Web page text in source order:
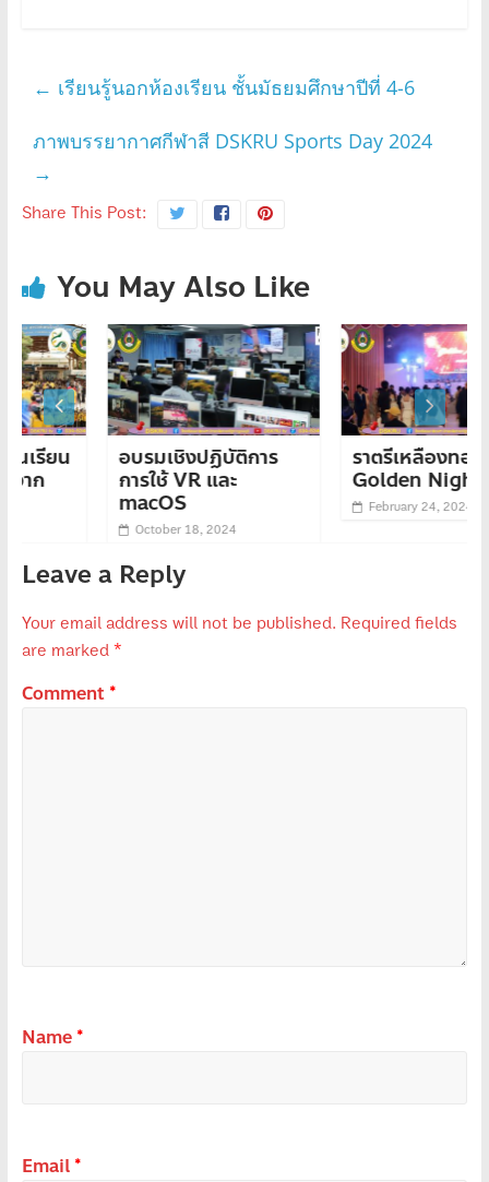
← เรียนรู้นอกห้องเรียน ชั้นมัธยมศึกษาปีที่ 4-6
ภาพบรรยากาศกีฬาสี DSKRU Sports Day 2024
→
Share This Post:
You May Also Like
อบรมเชิงปฏิบัติการ
การใช้ VR และ
October 18, 2024
ราตรีเหลืองทอง 2566
Golden Night Party
February 24, 2024
Leave a Reply
Your email address will not be published. Required fields
are marked *
Comment *
Name *
Email *